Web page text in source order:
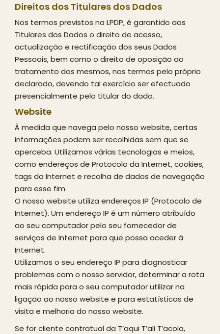
Direitos dos Titulares dos Dados
Nos termos previstos na LPDP, é garantido aos
Titulares dos Dados o direito de acesso,
actualização e rectificação dos seus Dados
Pessoais, bem como o direito de oposição ao
tratamento dos mesmos, nos termos pelo próprio
declarado, devendo tal exercício ser efectuado
presencialmente pelo titular do dado.
Website
À medida que navega pelo nosso website, certas
informações podem ser recolhidas sem que se
aperceba. Utilizamos várias tecnologias e meios,
como endereços de Protocolo da Internet, cookies,
tags da Internet e recolha de dados de navegação
para esse fim.
O nosso website utiliza endereços IP (Protocolo de
Internet). Um endereço IP é um número atribuído
ao seu computador pelo seu fornecedor de
serviços de Internet para que possa aceder à
Internet.
Utilizamos o seu endereço IP para diagnosticar
problemas com o nosso servidor, determinar a rota
mais rápida para o seu computador utilizar na
ligação ao nosso website e para estatísticas de
visita e melhoria do nosso website.
Se for cliente contratual da T’aqui T’ali T’acola,